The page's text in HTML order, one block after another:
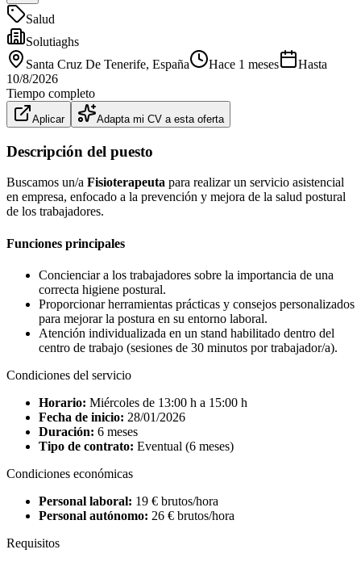
Salud
Solutiaghs
Santa Cruz De Tenerife, España Hace 1 meses
Hasta
10/8/2026
Tiempo completo
Aplicar Adapta mi CV a esta oferta
Descripción del puesto
Buscamos un/a Fisioterapeuta para realizar un servicio asistencial
en empresa, enfocado a la prevención y mejora de la salud postural
de los trabajadores.
Funciones principales
Concienciar a los trabajadores sobre la importancia de una
correcta higiene postural.
Proporcionar herramientas prácticas y consejos personalizados
para mejorar la postura en su entorno laboral.
Atención individualizada en un stand habilitado dentro del
centro de trabajo (sesiones de 30 minutos por trabajador/a).
Condiciones del servicio
Horario: Miércoles de 13:00 h a 15:00 h
Fecha de inicio: 28/01/2026
Duración: 6 meses
Tipo de contrato: Eventual (6 meses)
Condiciones económicas
Personal laboral: 19 € brutos/hora
Personal autónomo: 26 € brutos/hora
Requisitos